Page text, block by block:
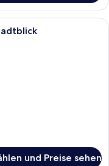
mit einem großen
und Preise sehen